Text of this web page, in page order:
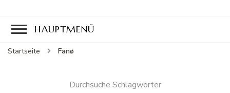
HAUPTMENÜ
Startseite Fanø
Durchsuche Schlagwörter